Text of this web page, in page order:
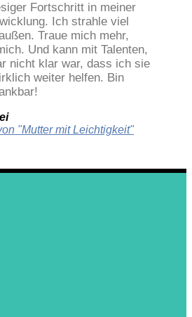
Fortschritt in meiner
Ich strahle viel
Traue mich mehr,
Und kann mit Talenten,
nicht klar war, dass ich sie
weiter helfen. Bin
"Mutter mit Leichtigkeit"